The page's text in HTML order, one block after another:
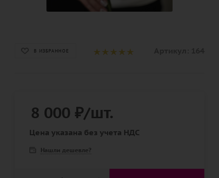
В ИЗБРАННОЕ
8 000 ₽/шт.
Цена указана без учета НДС
Нашли дешевле?